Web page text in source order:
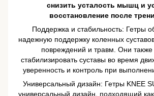
снизить усталость мышц и
восстановление после
Поддержка и стабильность: Гетры
надежную поддержку коленных
повреждений и травм. Они
стабилизировать суставы во время
уверенность и контроль при
Универсальный дизайн: Гетры KNEE
универсальный дизайн, подходящий